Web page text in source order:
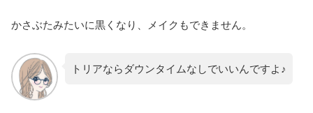
かさぶたみたいに黒くなり、メイクもできません。
トリアならダウンタイムなしでいいんですよ♪